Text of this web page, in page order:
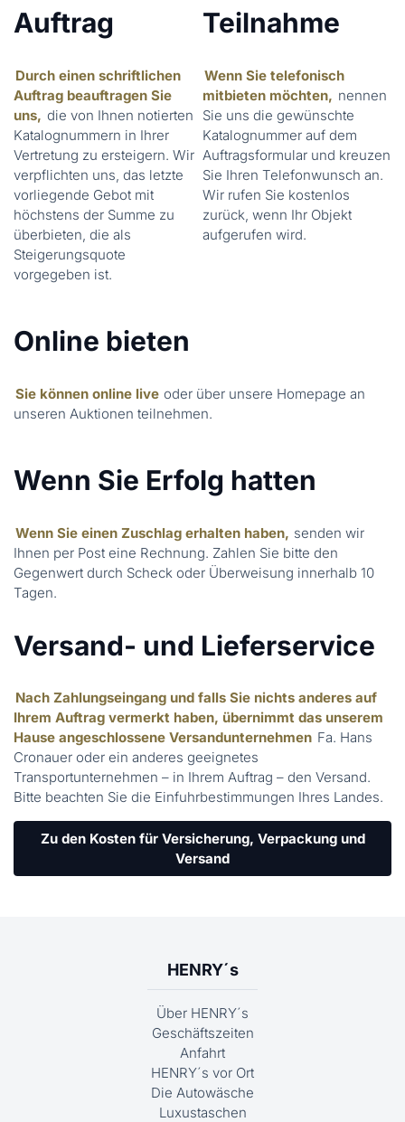
Auftrag
Durch einen schriftlichen
Auftrag beauftragen Sie
uns, die von Ihnen notierten
Katalognummern in Ihrer
Vertretung zu ersteigern. Wir
verpflichten uns, das letzte
vorliegende Gebot mit
höchstens der Summe zu
überbieten, die als
Steigerungsquote
vorgegeben ist.
Teilnahme
Wenn Sie telefonisch
mitbieten möchten, nennen
Sie uns die gewünschte
Katalognummer auf dem
Auftragsformular und kreuzen
Sie Ihren Telefonwunsch an.
Wir rufen Sie kostenlos
zurück, wenn Ihr Objekt
aufgerufen wird.
Online bieten
Sie können online live oder über unsere Homepage an
unseren Auktionen teilnehmen.
Wenn Sie Erfolg hatten
Wenn Sie einen Zuschlag erhalten haben, senden wir
Ihnen per Post eine Rechnung. Zahlen Sie bitte den
Gegenwert durch Scheck oder Überweisung innerhalb 10
Tagen.
Versand- und Lieferservice
Nach Zahlungseingang und falls Sie nichts anderes auf
Ihrem Auftrag vermerkt haben, übernimmt das unserem
Hause angeschlossene Versandunternehmen Fa. Hans
Cronauer oder ein anderes geeignetes
Transportunternehmen – in Ihrem Auftrag – den Versand.
Bitte beachten Sie die Einfuhrbestimmungen Ihres Landes.
Zu den Kosten für Versicherung, Verpackung und
Versand
HENRY´s
Über HENRY´s
Geschäftszeiten
Anfahrt
HENRY´s vor Ort
Die Autowäsche
Luxustaschen